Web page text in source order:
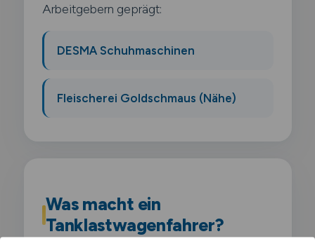
Arbeitgebern geprägt:
DESMA Schuhmaschinen
Fleischerei Goldschmaus (Nähe)
Was macht ein
Tanklastwagenfahrer?